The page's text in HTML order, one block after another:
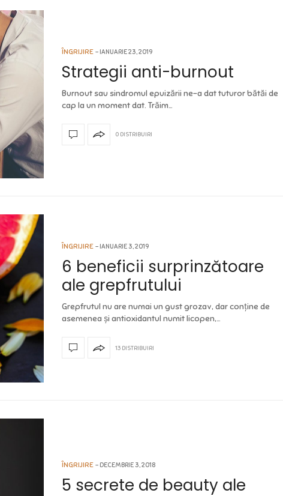
ÎNGRIJIRE IANUARIE 23, 2019
Strategii anti-burnout
Burnout sau sindromul epuizării ne-a dat tuturor bătăi de
cap la un moment dat. Trăim…
0 DISTRIBUIRI
ÎNGRIJIRE IANUARIE 3, 2019
6 beneficii surprinzătoare
ale grepfrutului
Grepfrutul nu are numai un gust grozav, dar conține de
asemenea și antioxidantul numit licopen,…
13 DISTRIBUIRI
ÎNGRIJIRE DECEMBRIE 3, 2018
5 secrete de beauty ale